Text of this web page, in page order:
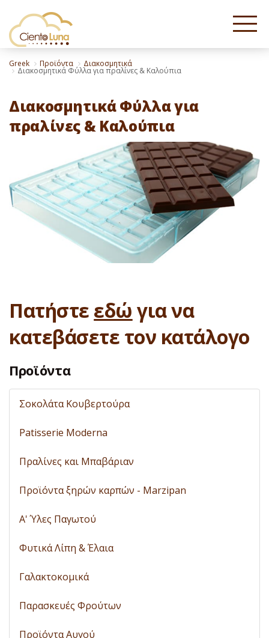
Greek Προϊόντα Διακοσμητικά
Διακοσμητικά Φύλλα για πραλίνες & Καλούπια
Διακοσμητικά Φύλλα για
πραλίνες & Καλούπια
Πατήστε εδώ για να
κατεβάσετε τον κατάλογο
Προϊόντα
Σοκολάτα Κουβερτούρα
Patisserie Moderna
Πραλίνες και Μπαβάριαν
Προϊόντα ξηρών καρπών - Marzipan
A' Ύλες Παγωτού
Φυτικά Λίπη & Έλαια
Γαλακτοκομικά
Παρασκευές Φρούτων
Προϊόντα Αυγού